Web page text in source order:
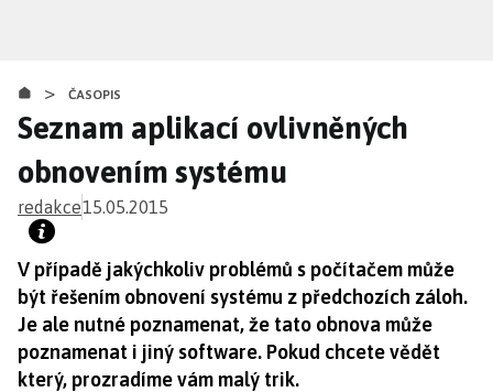
obsahu
> ČASOPIS
Seznam aplikací ovlivněných
obnovením systému
redakce15.05.2015
V případě jakýchkoliv problémů s počítačem může
být řešením obnovení systému z předchozích záloh.
Je ale nutné poznamenat, že tato obnova může
poznamenat i jiný software. Pokud chcete vědět
který, prozradíme vám malý trik.